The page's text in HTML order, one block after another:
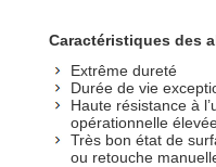
Caractéristiques des
Extrême dureté
Durée de vie
Haute résistance à
opérationnelle
Très bon état de
ou retouche